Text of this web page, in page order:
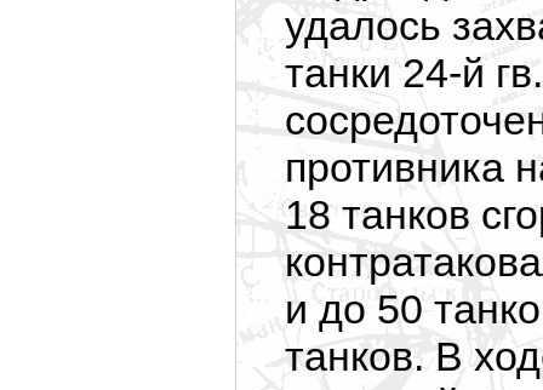
удалось
танки 24-й
противника
18 танков
и до 50
танков. В